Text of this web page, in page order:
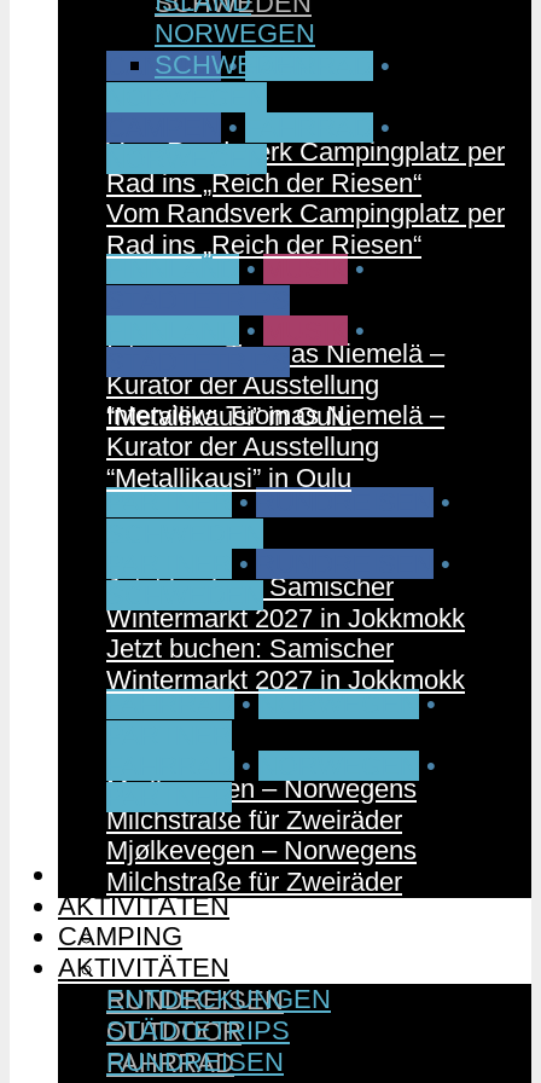
CAMPEN •
•
Vom Randsverk Campingplatz per
Rad ins „Reich der Riesen“
FINNLAND • MUSIK •
Interview: Tuomas Niemelä –
Kurator der Ausstellung
“Metallikausi” in Oulu
PARTNER • RUNDREISEN
•
Jetzt buchen: Samischer
Wintermarkt 2027 in Jokkmokk
FAHRRAD • NORWEGEN •
Mjølkevegen – Norwegens
Milchstraße für Zweiräder
CAMPING
AKTIVITÄTEN
ENTDECKUNGEN
STÄDTETRIPS
RUNDREISEN
OUTDOOR
FAHRRAD
NORWEGEN
SCHWEDEN
•
•
Vom Randsverk Campingplatz per
Rad ins „Reich der Riesen“
•
•
Interview: Tuomas Niemelä –
Kurator der Ausstellung
“Metallikausi” in Oulu
•
•
Jetzt buchen: Samischer
Wintermarkt 2027 in Jokkmokk
•
•
Mjølkevegen – Norwegens
Milchstraße für Zweiräder
CAMPING
AKTIVITÄTEN
ENTDECKUNGEN
STÄDTETRIPS
RUNDREISEN